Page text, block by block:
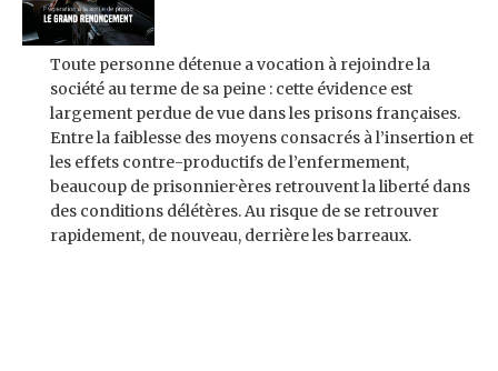
Toute personne détenue a vocation à rejoindre la
société au terme de sa peine : cette évidence est
largement perdue de vue dans les prisons françaises.
Entre la faiblesse des moyens consacrés à l’insertion et
les effets contre-productifs de l’enfermement,
beaucoup de prisonnier·ères retrouvent la liberté dans
des conditions délétères. Au risque de se retrouver
rapidement, de nouveau, derrière les barreaux.